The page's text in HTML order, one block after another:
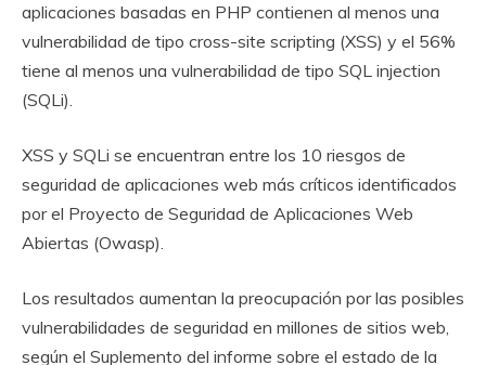
aplicaciones basadas en PHP contienen al menos una
vulnerabilidad de tipo cross-site scripting (XSS) y el 56%
tiene al menos una vulnerabilidad de tipo SQL injection
(SQLi).
XSS y SQLi se encuentran entre los 10 riesgos de
seguridad de aplicaciones web más críticos identificados
por el Proyecto de Seguridad de Aplicaciones Web
Abiertas (Owasp).
Los resultados aumentan la preocupación por las posibles
vulnerabilidades de seguridad en millones de sitios web,
según el Suplemento del informe sobre el estado de la